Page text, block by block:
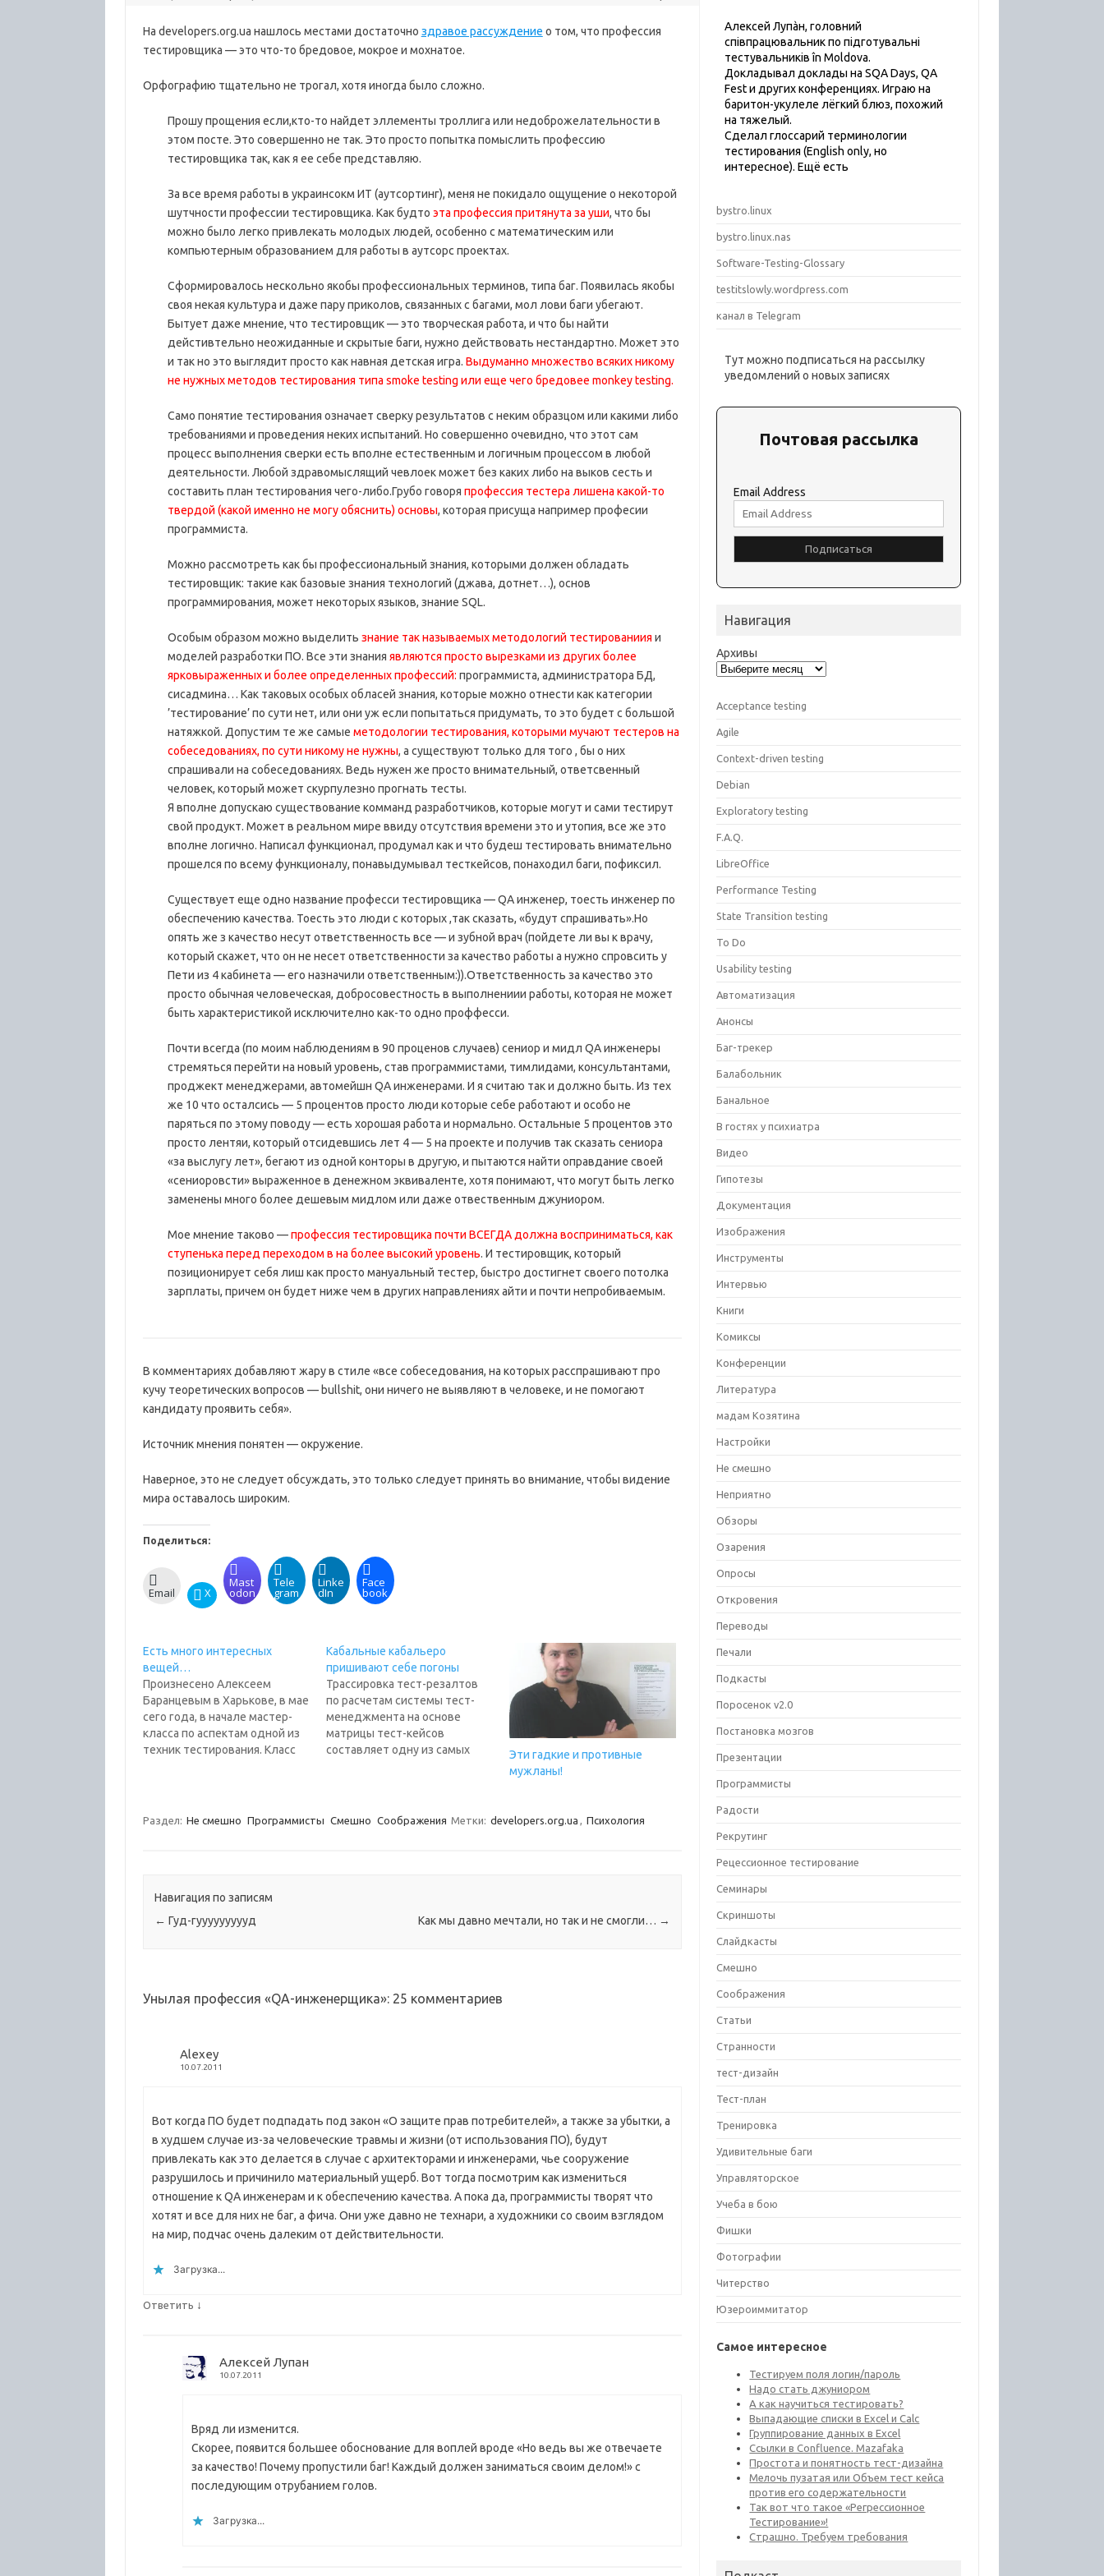
На developers.org.ua нашлось местами достаточно здравое рассуждение о том, что профессия
тестировщика — это что-то бредовое, мокрое и мохнатое.
Орфографию тщательно не трогал, хотя иногда было сложно.
Прошу прощения если,кто-то найдет эллементы троллига или недоброжелательности в
этом посте. Это совершенно не так. Это просто попытка помыслить профессию
тестировщика так, как я ее себе представляю.
За все время работы в украинсокм ИТ (аутсортинг), меня не покидало ощущение о некоторой
шутчности профессии тестировщика. Как будто эта профессия притянута за уши, что бы
можно было легко привлекать молодых людей, особенно с математическим или
компьютерным образованием для работы в аутсорс проектах.
Сформировалось нескольно якобы профессиональных терминов, типа баг. Появилась якобы
своя некая культура и даже пару приколов, связанных с багами, мол лови баги убегают.
Бытует даже мнение, что тестировщик — это творческая работа, и что бы найти
дейстивтельно неожиданные и скрытые баги, нужно действовать нестандартно. Может это
и так но это выглядит просто как навная детская игра. Выдуманно множество всяких никому
не нужных методов тестирования типа smoke testing или еще чего бредовее monkey testing.
Само понятие тестирования означает сверку результатов с неким образцом или какими либо
требованиями и проведения неких испытаний. Но совершенно очевидно, что этот сам
процесс выполнения сверки есть вполне естественным и логичным процессом в любой
деятельности. Любой здравомыслящий чевлоек может без каких либо на выков сесть и
составить план тестирования чего-либо.Грубо говоря профессия тестера лишена какой-то
твердой (какой именно не могу обяснить) основы, которая присуща например професии
программиста.
Можно рассмотреть как бы профессиональный знания, которыми должен обладать
тестировщик: такие как базовые знания технологий (джава, дотнет…), основ
программирования, может некоторых языков, знание SQL.
Особым образом можно выделить знание так называемых методологий тестированиия и
моделей разработки ПО. Все эти знания являются просто вырезками из других более
ярковыраженных и более определенных профессий: программиста, администратора БД,
сисадмина… Как таковых особых обласей знания, которые можно отнести как категории
’тестирование’ по сути нет, или они уж если попытаться придумать, то это будет с большой
натяжкой. Допустим те же самые методологии тестирования, которыми мучают тестеров на
собеседованиях, по сути никому не нужны, а существуют только для того , бы о них
спрашивали на собеседованиях. Ведь нужен же просто внимательный, ответсвенный
человек, который может скурпулезно прогнать тесты.
Я вполне допускаю существование комманд разработчиков, которые могут и сами тестирут
свой продукт. Может в реальном мире ввиду отсутствия времени это и утопия, все же это
вполне логично. Написал функционал, продумал как и что будеш тестировать внимательно
прошелся по всему функционалу, понавыдумывал тесткейсов, понаходил баги, пофиксил.
Существует еще одно название професси тестировщика — QA инженер, тоесть инженер по
обеспечению качества. Тоесть это люди с которых ,так сказать, «будут спрашивать».Но
опять же з качество несут ответственность все — и зубной врач (пойдете ли вы к врачу,
который скажет, что он не несет ответственности за качество работы а нужно спровсить у
Пети из 4 кабинета — его назначили ответственным:)).Ответственность за качество это
просто обычная человеческая, добросовестность в выполнениии работы, которая не может
быть характеристикой исключително как-то одно проффесси.
Почти всегда (по моим наблюдениям в 90 проценов случаев) сениор и мидл QA инженеры
стремяться перейти на новый уровень, став программистами, тимлидами, консультантами,
проджект менеджерами, автомейшн QA инженерами. И я считаю так и должно быть. Из тех
же 10 что осталсись — 5 процентов просто люди которые себе работают и особо не
паряться по этому поводу — есть хорошая работа и нормально. Остальные 5 процентов это
просто лентяи, который отсидевшись лет 4 — 5 на проекте и получив так сказать сениора
«за выслугу лет», бегают из одной конторы в другую, и пытаются найти оправдание своей
«сениоровсти» выраженное в денежном эквиваленте, хотя понимают, что могут быть легко
заменены много более дешевым мидлом или даже отвественным джуниором.
Мое мнение таково —профессия тестировщика почти ВСЕГДА должна восприниматься, как
ступенька перед переходом в на более высокий уровень. И тестировщик, который
позиционирует себя лиш как просто мануальный тестер, быстро достигнет своего потолка
зарплаты, причем он будет ниже чем в других направлениях айти и почти непробиваемым.
В комментариях добавляют жару в стиле «все собеседования, на которых расспрашивают про
кучу теоретических вопросов — bullshit, они ничего не выявляют в человеке, и не помогают
кандидату проявить себя».
Источник мнения понятен — окружение.
Наверное, это не следует обсуждать, это только следует принять во внимание, чтобы видение
мира оставалось широким.
Поделиться:
Email X
Mast
odon
Tele
gram
Linke
dIn
Face
book
Есть много интересных
вещей…
Произнесено Алексеем
Баранцевым в Харькове, в мае
сего года, в начале мастер-
класса по аспектам одной из
техник тестирования. Класс
верхней полке вагона
Редактуре…
Кабальные кабальеро
пришивают себе погоны
Трассировка тест-резалтов
по расчетам системы тест-
менеджмента на основе
матрицы тест-кейсов
составляет одну из самых
тут идет речь. А речь идет о
Эти гадкие и противные
мужланы!
Раздел: Не смешно Программисты Смешно Соображения Метки: developers.org.ua , Психология
Навигация по записям
← Гуд-гуууууууууд Как мы давно мечтали, но так и не смогли… →
Унылая профессия «QA-инженерщика»: 25 комментариев
Alexey
10.07.2011
Вот когда ПО будет подпадать под закон «О защите прав потребителей», а также за убытки, а
в худшем случае из-за человеческие травмы и жизни (от использования ПО), будут
привлекать как это делается в случае с архитекторами и инженерами, чье сооружение
разрушилось и причинило материальный ущерб. Вот тогда посмотрим как измениться
отношение к QA инженерам и к обеспечению качества. А пока да, программисты творят что
хотят и все для них не баг, а фича. Они уже давно не технари, а художники со своим взглядом
на мир, подчас очень далеким от действительности.
Загрузка...
Ответить ↓
Алексей Лупан
10.07.2011
Вряд ли изменится.
Скорее, появится большее обоснование для воплей вроде «Но ведь вы же отвечаете
за качество! Почему пропустили баг! Каждый должен заниматься своим делом!» с
последующим отрубанием голов.
Загрузка...
Алексей Лупàн, головний
спiвпрацювальник по підготувальні
тестувальників în Moldova.
Докладывал доклады на SQA Days, QA
Fest и других конференциях. Играю на
баритон-укулеле лёгкий блюз, похожий
на тяжелый.
Сделал глоссарий терминологии
тестирования (English only, но
интересное). Ещё есть
bystro.linux
bystro.linux.nas
Software-Testing-Glossary
testitslowly.wordpress.com
канал в Telegram
Тут можно подписаться на рассылку
уведомлений о новых записях
Почтовая рассылка
Email Address
Навигация
Архивы
Acceptance testing
Agile
Context-driven testing
Debian
Exploratory testing
F.A.Q.
LibreOffice
Performance Testing
State Transition testing
To Do
Usability testing
Автоматизация
Анонсы
Баг-трекер
Балабольник
Банальное
В гостях у психиатра
Видео
Гипотезы
Документация
Изображения
Инструменты
Интервью
Книги
Комиксы
Конференции
Литература
мадам Козятина
Настройки
Не смешно
Неприятно
Обзоры
Озарения
Опросы
Откровения
Переводы
Печали
Подкасты
Поросенок v2.0
Постановка мозгов
Презентации
Программисты
Радости
Рекрутинг
Рецессионное тестирование
Семинары
Скриншоты
Слайдкасты
Смешно
Соображения
Статьи
Странности
тест-дизайн
Тест-план
Тренировка
Удивительные баги
Управляторское
Учеба в бою
Фишки
Фотографии
Читерство
Юзероиммитатор
Самое интересное